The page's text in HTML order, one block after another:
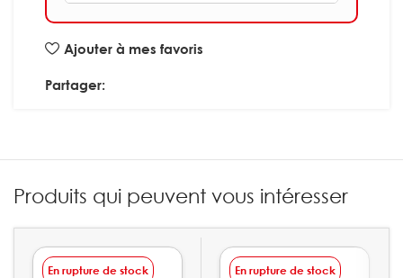
Ajouter à mes favoris
Partager:
Produits qui peuvent vous intéresser
En rupture de stock En rupture de stock